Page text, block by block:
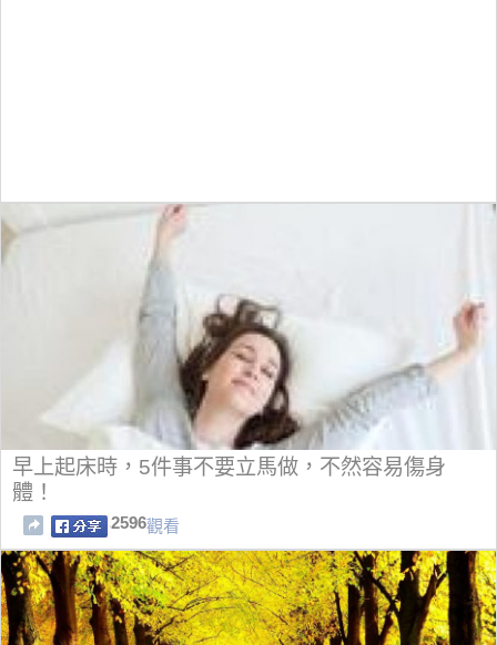
早上起床時，5件事不要立馬做，不然容易傷身
體！
2596觀看